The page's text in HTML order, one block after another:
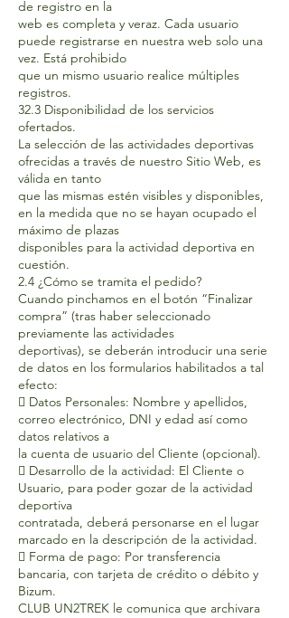
de registro en la
web es completa y veraz. Cada usuario
puede registrarse en nuestra web solo una
vez. Está prohibido
que un mismo usuario realice múltiples
registros.
32.3 Disponibilidad de los servicios
ofertados.
La selección de las actividades deportivas
ofrecidas a través de nuestro Sitio Web, es
válida en tanto
que las mismas estén visibles y disponibles,
en la medida que no se hayan ocupado el
máximo de plazas
disponibles para la actividad deportiva en
cuestión.
2.4 ¿Cómo se tramita el pedido?
Cuando pinchamos en el botón “Finalizar
compra” (tras haber seleccionado
previamente las actividades
deportivas), se deberán introducir una serie
de datos en los formularios habilitados a tal
efecto:
 Datos Personales: Nombre y apellidos,
correo electrónico, DNI y edad así como
datos relativos a
la cuenta de usuario del Cliente (opcional).
 Desarrollo de la actividad: El Cliente o
Usuario, para poder gozar de la actividad
deportiva
contratada, deberá personarse en el lugar
marcado en la descripción de la actividad.
 Forma de pago: Por transferencia
bancaria, con tarjeta de crédito o débito y
Bizum.
CLUB UN2TREK le comunica que archivara